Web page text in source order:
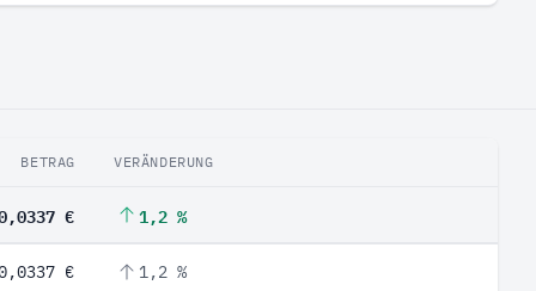
BETRAG VERÄNDERUNG
€ 1,2 %
€ 1,2 %